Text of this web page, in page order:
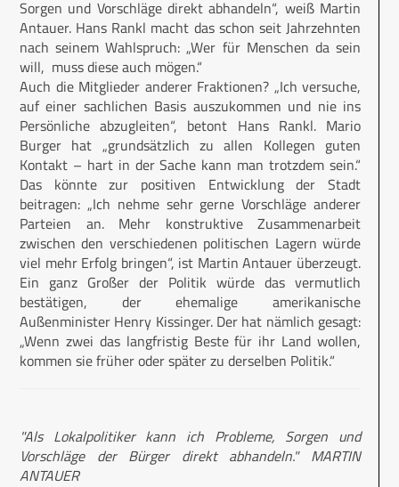
Sorgen und Vorschläge direkt abhandeln“, weiß Martin
Antauer. Hans Rankl macht das schon seit Jahrzehnten
nach seinem Wahlspruch: „Wer für Menschen da sein
will, muss diese auch mögen.“
Auch die Mitglieder anderer Fraktionen? „Ich versuche,
auf einer sachlichen Basis auszukommen und nie ins
Persönliche abzugleiten“, betont Hans Rankl. Mario
Burger hat „grundsätzlich zu allen Kollegen guten
Kontakt – hart in der Sache kann man trotzdem sein.“
Das könnte zur positiven Entwicklung der Stadt
beitragen: „Ich nehme sehr gerne Vorschläge anderer
Parteien an. Mehr konstruktive Zusammenarbeit
zwischen den verschiedenen politischen Lagern würde
viel mehr Erfolg bringen“, ist Martin Antauer überzeugt.
Ein ganz Großer der Politik würde das vermutlich
bestätigen, der ehemalige amerikanische
Außenminister Henry Kissinger. Der hat nämlich gesagt:
„Wenn zwei das langfristig Beste für ihr Land wollen,
kommen sie früher oder später zu derselben Politik.“
"Als Lokalpolitiker kann ich Probleme, Sorgen und
Vorschläge der Bürger direkt abhandeln." MARTIN
ANTAUER